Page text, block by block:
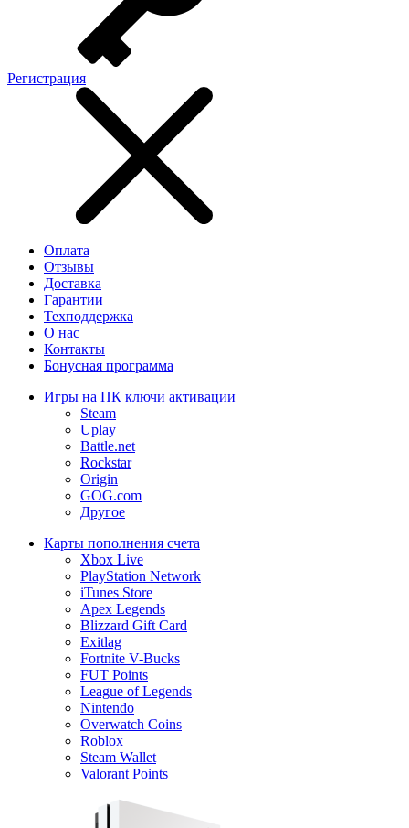
Регистрация
Оплата
Отзывы
Доставка
Гарантии
Техподдержка
О нас
Контакты
Бонусная программа
Игры на ПК ключи активации
Steam
Uplay
Battle.net
Rockstar
Origin
GOG.com
Другое
Карты пополнения счета
Xbox Live
PlayStation Network
iTunes Store
Apex Legends
Blizzard Gift Card
Exitlag
Fortnite V-Bucks
FUT Points
League of Legends
Nintendo
Overwatch Coins
Roblox
Steam Wallet
Valorant Points